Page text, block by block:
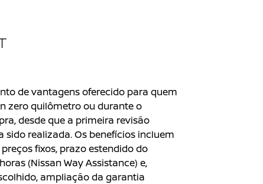
de vantagens oferecido para quem
zero quilômetro ou durante o
desde que a primeira revisão
sido realizada. Os benefícios incluem
fixos, prazo estendido do
(Nissan Way Assistance) e,
ampliação da garantia